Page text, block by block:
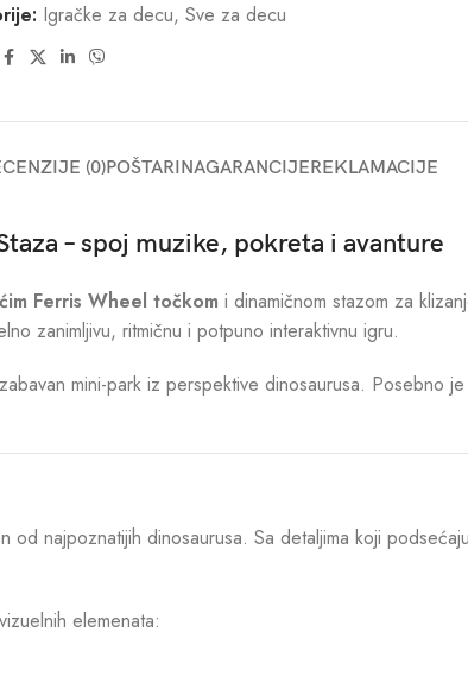
Igračke za decu, Sve za decu
(0)POŠTARINAGARANCIJEREKLAMACIJE
– spoj muzike, pokreta i avanture
Ferris Wheel točkom i dinamičnom stazom za
zanimljivu, ritmičnu i potpuno interaktivnu igru.
mini-park iz perspektive dinosaurusa. Posebno
od najpoznatijih dinosaurusa. Sa detaljima koji
elemenata: